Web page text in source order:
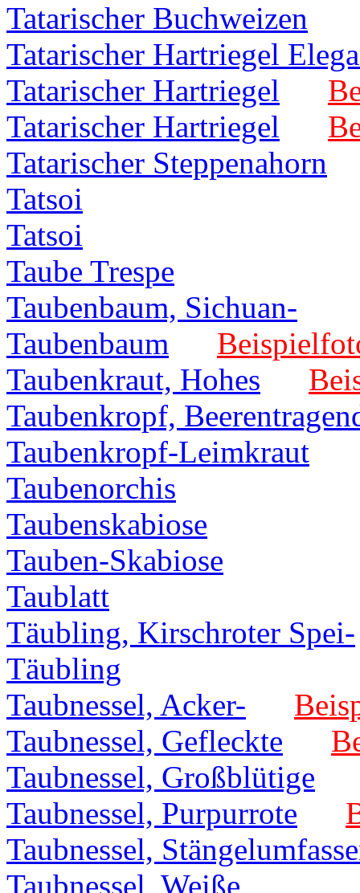
Tatarischer Buchweizen
Tatarischer Hartriegel
Tatarischer Hartriegel
Tatarischer Hartriegel
Tatarischer Steppenahorn
Tatsoi
Tatsoi
Taube Trespe
Taubenbaum, Sichuan-
Taubenbaum
Taubenkraut, Hohes
Taubenkropf,
Taubenkropf-Leimkraut
Taubenorchis
Taubenskabiose
Tauben-Skabiose
Taublatt
Täubling, Kirschroter Spei-
Täubling
Taubnessel, Acker-
Taubnessel, Gefleckte
Taubnessel, Großblütige
Taubnessel, Purpurrote
Taubnessel,
Taubnessel, Weiße